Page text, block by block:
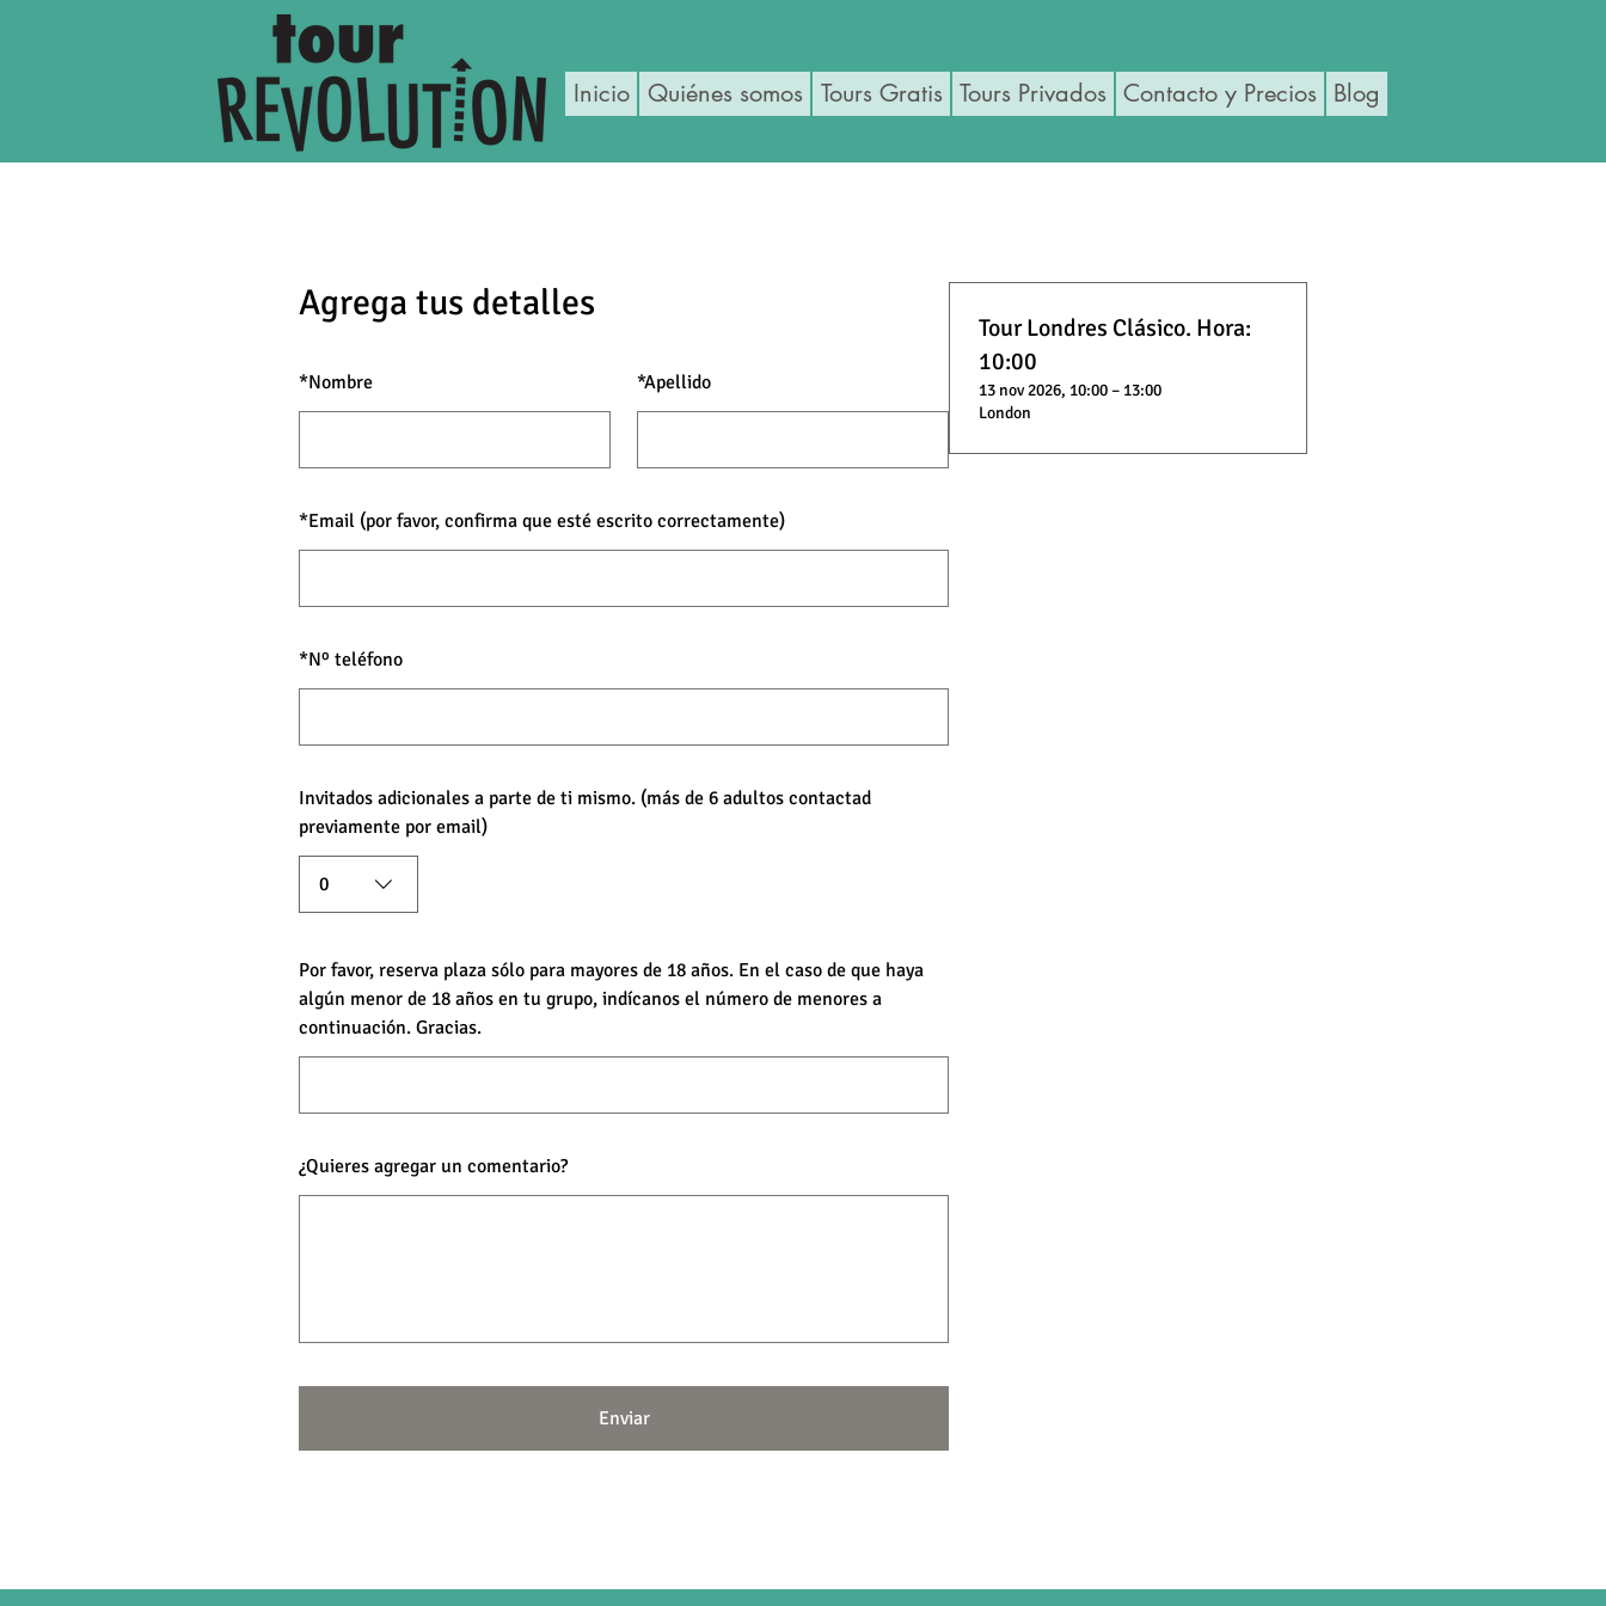
Inicio Quiénes somos Tours Gratis Tours Privados Contacto y Precios Blog
Agrega tus detalles
*Nombre *Apellido
*Email (por favor, confirma que esté escrito correctamente)
*Nº teléfono
Invitados adicionales a parte de ti mismo. (más de 6 adultos contactad
previamente por email)
0
Por favor, reserva plaza sólo para mayores de 18 años. En el caso de que haya
algún menor de 18 años en tu grupo, indícanos el número de menores a
continuación. Gracias.
¿Quieres agregar un comentario?
Enviar
Tour Londres Clásico. Hora:
10:00
13 nov 2026, 10:00 – 13:00
London